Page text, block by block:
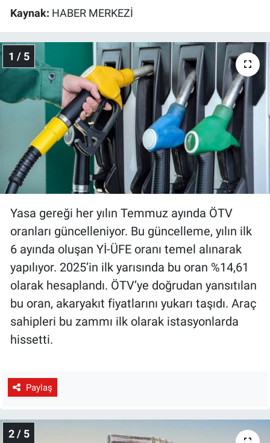
Kaynak: HABER MERKEZİ
1 / 5
Yasa gereği her yılın Temmuz ayında ÖTV
oranları güncelleniyor. Bu güncelleme, yılın ilk
6 ayında oluşan Yİ-ÜFE oranı temel alınarak
yapılıyor. 2025’in ilk yarısında bu oran %14,61
olarak hesaplandı. ÖTV’ye doğrudan yansıtılan
bu oran, akaryakıt fiyatlarını yukarı taşıdı. Araç
sahipleri bu zammı ilk olarak istasyonlarda
hissetti.
Paylaş
2 / 5